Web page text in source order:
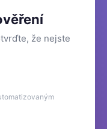
že nejste